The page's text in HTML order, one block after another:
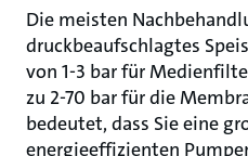
Die meisten
druckbeaufschlagtes
von 1-3 bar für
zu 2-70 bar für die
bedeutet, dass Sie eine
energieeffizienten